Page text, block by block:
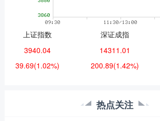
上证指数
3940.04
39.69(1.02%)
深证成指
14311.01
200.89(1.42%)
热点关注